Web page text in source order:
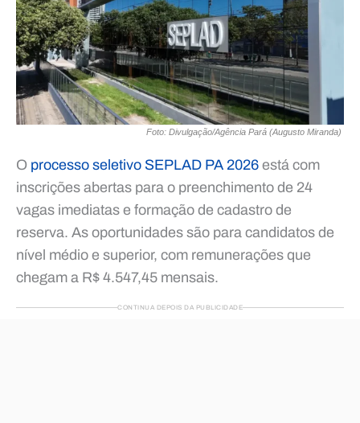
Foto: Divulgação/Agência Pará (Augusto Miranda)
O processo seletivo SEPLAD PA 2026 está com
inscrições abertas para o preenchimento de 24
vagas imediatas e formação de cadastro de
reserva. As oportunidades são para candidatos de
nível médio e superior, com remunerações que
chegam a R$ 4.547,45 mensais.
CONTINUA DEPOIS DA PUBLICIDADE